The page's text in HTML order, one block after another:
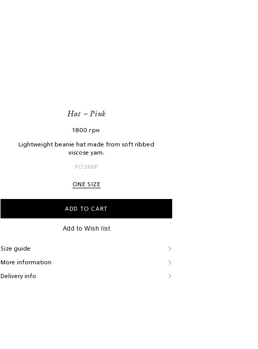
Hat – Pink
1800грн
Lightweight beanie hat made from soft ribbed
viscose yarn.
РОЗМІР
ONE SIZE
ADD TO CART
Add to Wish list
Size guide
More information
Delivery info